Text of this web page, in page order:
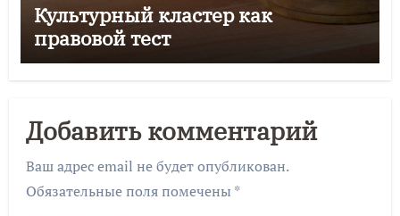
Культурный кластер как
правовой тест
Добавить комментарий
Ваш адрес email не будет опубликован.
Обязательные поля помечены *